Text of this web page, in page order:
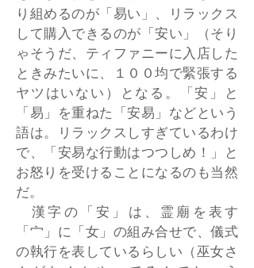
り組めるのが「易い」、リラックス
して購入できるのが「安い」（そり
ゃそうだ、ティファニーに入店した
ときみたいに、１００均で緊張する
ヤツはいない）となる。「安」と
「易」を重ねた「安易」などという
語は。リラックスしすぎているわけ
で、「安易な行動はつつしめ！」と
お怒りを受けることになるのも当然
だ。
漢字の「安」は、霊廟を表す
「宀」に「女」の組み合せで、儀式
の執行を表しているらしい（巫女さ